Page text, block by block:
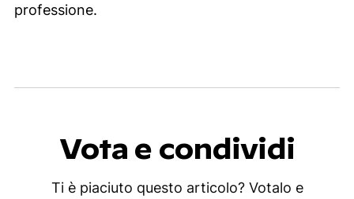
professione.
Vota e condividi
Ti è piaciuto questo articolo? Votalo e